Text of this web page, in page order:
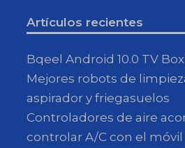
Artículos recientes
Bqeel Android 10.0 TV Box
Mejores robots de
aspirador y friegasuelos
Controladores de aire
controlar A/C con el móvil